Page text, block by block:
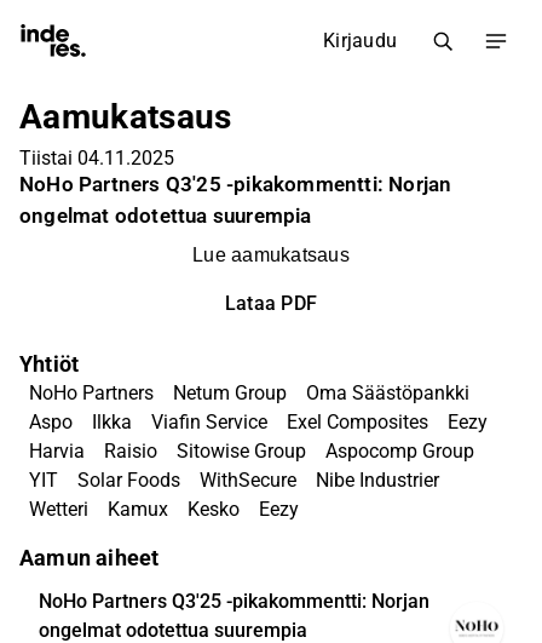
Kirjaudu
Aamukatsaus
Tiistai 04.11.2025
NoHo Partners Q3'25 -pikakommentti: Norjan
ongelmat odotettua suurempia
Lue aamukatsaus
Lataa PDF
Yhtiöt
NoHo Partners Netum Group
Oma Säästöpankki
Aspo
Ilkka Viafin Service Exel Composites
Eezy
Harvia
Raisio Sitowise Group
Aspocomp Group
YIT
Solar Foods WithSecure
Nibe Industrier
Wetteri
Kamux Kesko Eezy
Aamun aiheet
NoHo Partners Q3'25 -pikakommentti: Norjan
ongelmat odotettua suurempia